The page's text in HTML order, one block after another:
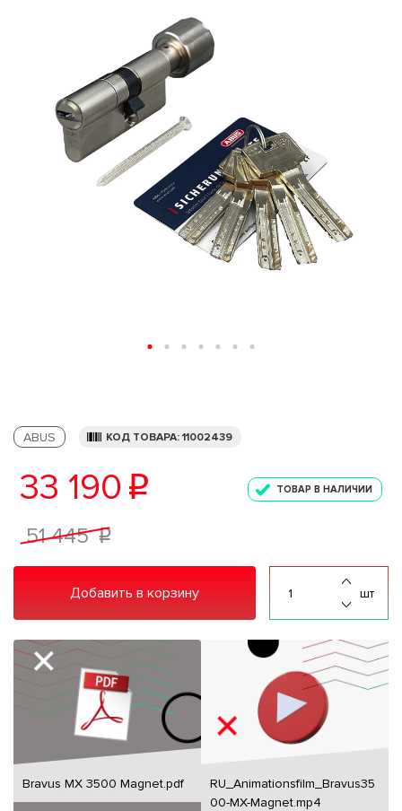
ABUS КОД ТОВАРА: 11002439
33 190 p ТОВАР В НАЛИЧИИ
51 445 p
Добавить в корзину шт
Bravus MX 3500 Magnet.pdf
RU_Animationsfilm_Bravus35
00-MX-Magnet.mp4